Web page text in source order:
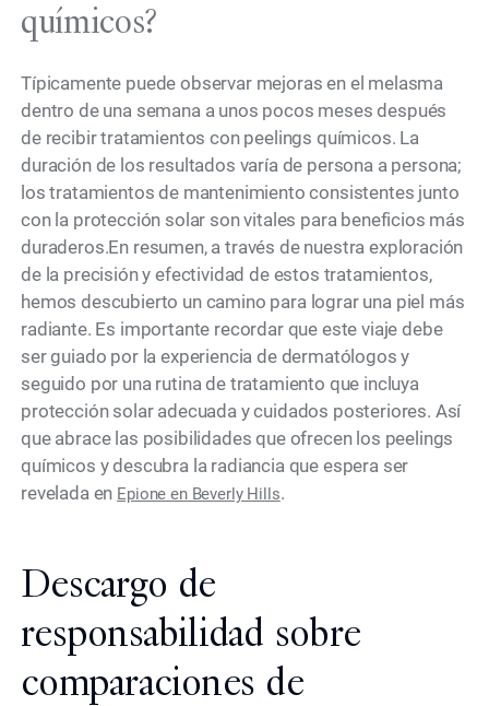
químicos?
Típicamente puede observar mejoras en el melasma
dentro de una semana a unos pocos meses después
de recibir tratamientos con peelings químicos. La
duración de los resultados varía de persona a persona;
los tratamientos de mantenimiento consistentes junto
con la protección solar son vitales para beneficios más
duraderos.En resumen, a través de nuestra exploración
de la precisión y efectividad de estos tratamientos,
hemos descubierto un camino para lograr una piel más
radiante. Es importante recordar que este viaje debe
ser guiado por la experiencia de dermatólogos y
seguido por una rutina de tratamiento que incluya
protección solar adecuada y cuidados posteriores. Así
que abrace las posibilidades que ofrecen los peelings
químicos y descubra la radiancia que espera ser
revelada en Epione en Beverly Hills.
Descargo de
responsabilidad sobre
comparaciones de